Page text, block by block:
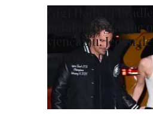
Gigi Hadid i
potaknuli glasine
vjenčanju: Jedan
zapeo za oko